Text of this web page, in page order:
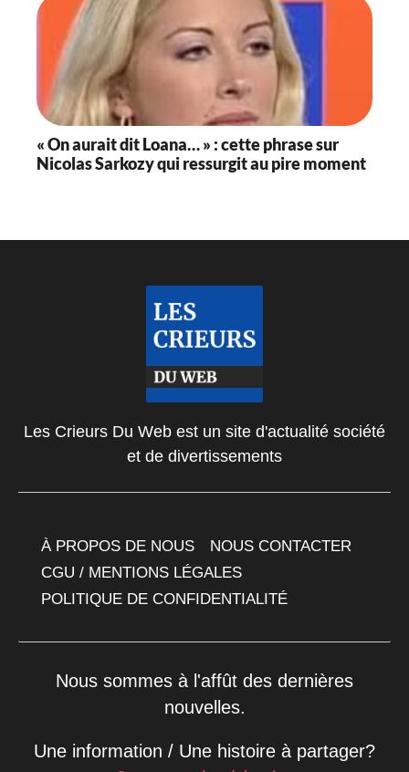
« On aurait dit Loana… » : cette phrase sur
Nicolas Sarkozy qui ressurgit au pire moment
Les Crieurs Du Web est un site d'actualité société
et de divertissements
À PROPOS DE NOUS
NOUS CONTACTER
CGU / MENTIONS LÉGALES
POLITIQUE DE CONFIDENTIALITÉ
Nous sommes à l'affût des dernières
nouvelles.
Une information / Une histoire à partager?